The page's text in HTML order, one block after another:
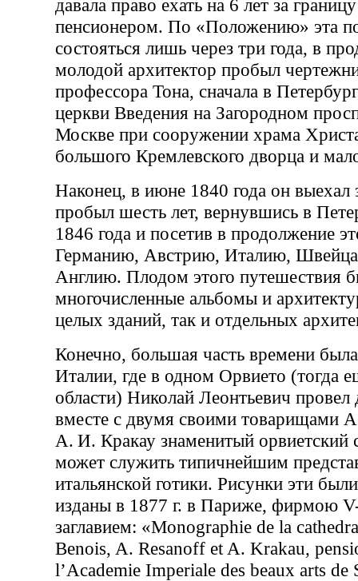
давала право ехать на 6 лет за
пенсионером. По «Положению» эта
состояться лишь через три года, в
молодой архитектор пробыл
профессора Тона, сначала в
церкви Введения на Загородном
Москве при сооружении храма
большого Кремлевского дворца и
Наконец, в июне 1840 года он выехал
пробыл шесть лет, вернувшись в
1846 года и посетив в продолжение
Германию, Австрию, Италию,
Англию. Плодом этого путешествия
многочисленные альбомы и
целых зданий, так и отдельных
Конечно, большая часть времени
Италии, где в одном Орвието (тогда
области) Николай Леонтьевич провел
вместе с двумя своими товарищами
А. И. Кракау знаменитый орвиетский
может служить типичнейшим
итальянской готики. Рисунки эти
изданы в 1877 г. в Париже, фирмою
заглавием: «Monographie de la
Benois, A. Resanoff et A. Krakau,
l’Academie Imperiale des beaux arts de